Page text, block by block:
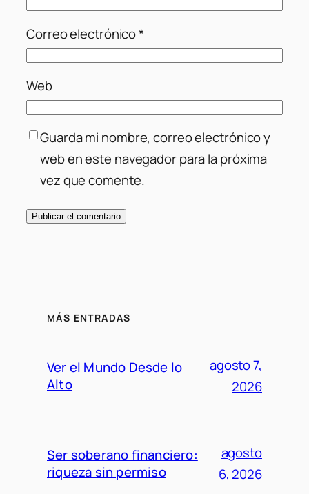
Correo electrónico*
Web
Guarda mi nombre, correo electrónico y
web en este navegador para la próxima
vez que comente.
MÁS ENTRADAS
Ver el Mundo Desde lo
Alto
agosto 7,
2026
Ser soberano financiero:
riqueza sin permiso
agosto
6, 2026